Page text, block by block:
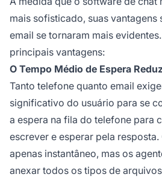
mais sofisticado, suas vantagens
email se tornaram mais
principais vantagens:
O Tempo Médio de Espera
Tanto telefone quanto email
significativo do usuário para se
a espera na fila do telefone para
escrever e esperar pela
apenas instantâneo, mas os
anexar todos os tipos de